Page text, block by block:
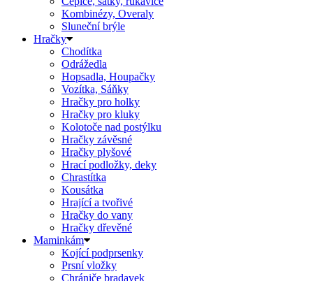
Kombinézy, Overaly
Sluneční brýle
Hračky
Chodítka
Odrážedla
Hopsadla, Houpačky
Vozítka, Sáňky
Hračky pro holky
Hračky pro kluky
Kolotoče nad postýlku
Hračky závěsné
Hračky plyšové
Hrací podložky, deky
Chrastítka
Kousátka
Hrající a tvořivé
Hračky do vany
Hračky dřevěné
Maminkám
Kojící podprsenky
Prsní vložky
Chrániče bradavek